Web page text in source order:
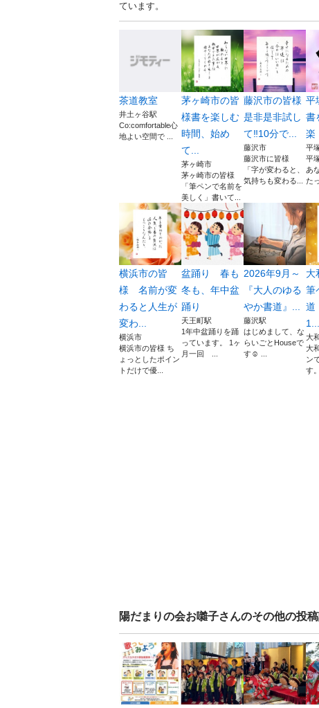
ています。
茶道教室
井土ヶ谷駅
Co:comfortable心
地よい空間で ...
茅ヶ崎市の皆
様書を楽しむ
時間、始め
て...
茅ヶ崎市
茅ヶ崎市の皆様
「筆ペンで名前を
美しく」書いて...
藤沢市の皆様
是非是非試し
て‼️10分で...
藤沢市
藤沢市に皆様
「字が変わると、
気持ちも変わる...
平
書
楽
平
平
あ
た
横浜市の皆
様 名前が変
わると人生が
変わ...
横浜市
横浜市の皆様 ち
ょっとしたポイン
トだけで優...
盆踊り 春も
冬も、年中盆
踊り
天王町駅
1年中盆踊りを踊
っています。 1ヶ
月一回 ...
2026年9月～
『大人のゆる
やか書道』...
藤沢駅
はじめまして、な
らいごとHouseで
す☺ ...
大
筆
道
1...
大
大
ン
す
陽だまりの会お囃子さんのその他の投稿